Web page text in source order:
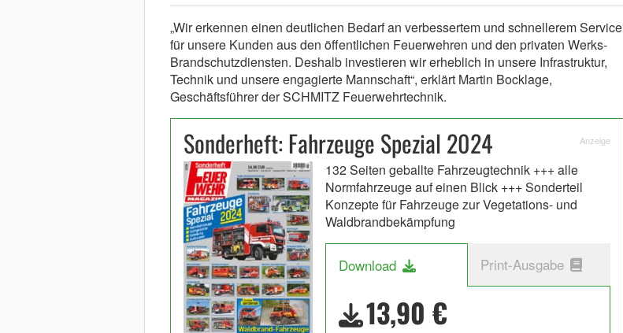
„Wir erkennen einen deutlichen Bedarf an verbessertem und schnellerem Service
für unsere Kunden aus den öffentlichen Feuerwehren und den privaten Werks-
Brandschutzdiensten. Deshalb investieren wir erheblich in unsere Infrastruktur,
Technik und unsere engagierte Mannschaft“, erklärt Martin Bocklage,
Geschäftsführer der SCHMITZ Feuerwehrtechnik.
Sonderheft: Fahrzeuge Spezial 2024 Anzeige
132 Seiten geballte Fahrzeugtechnik +++ alle
Normfahrzeuge auf einen Blick +++ Sonderteil
Konzepte für Fahrzeuge zur Vegetations- und
Waldbrandbekämpfung
Download Print-Ausgabe
13,90 €